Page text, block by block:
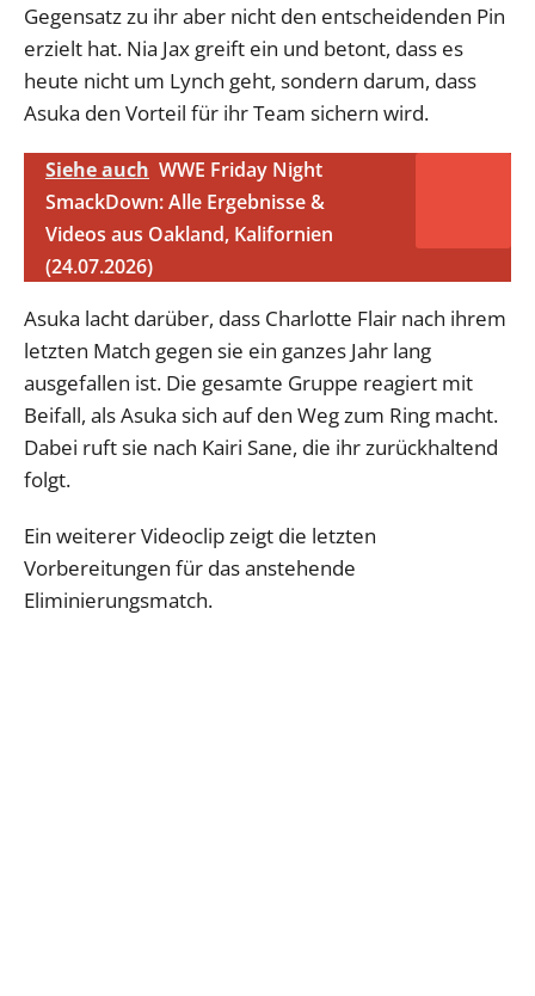
Gegensatz zu ihr aber nicht den entscheidenden Pin
erzielt hat. Nia Jax greift ein und betont, dass es
heute nicht um Lynch geht, sondern darum, dass
Asuka den Vorteil für ihr Team sichern wird.
Siehe auch WWE Friday Night
SmackDown: Alle Ergebnisse &
Videos aus Oakland, Kalifornien
(24.07.2026)
Asuka lacht darüber, dass Charlotte Flair nach ihrem
letzten Match gegen sie ein ganzes Jahr lang
ausgefallen ist. Die gesamte Gruppe reagiert mit
Beifall, als Asuka sich auf den Weg zum Ring macht.
Dabei ruft sie nach Kairi Sane, die ihr zurückhaltend
folgt.
Ein weiterer Videoclip zeigt die letzten
Vorbereitungen für das anstehende
Eliminierungsmatch.